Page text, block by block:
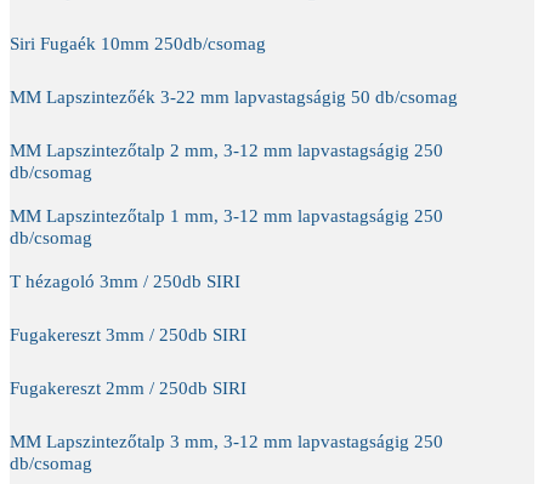
Siri Fugaék 10mm 250db/csomag
MM Lapszintezőék 3-22 mm lapvastagságig 50 db/csomag
MM Lapszintezőtalp 2 mm, 3-12 mm lapvastagságig 250
db/csomag
MM Lapszintezőtalp 1 mm, 3-12 mm lapvastagságig 250
db/csomag
T hézagoló 3mm / 250db SIRI
Fugakereszt 3mm / 250db SIRI
Fugakereszt 2mm / 250db SIRI
MM Lapszintezőtalp 3 mm, 3-12 mm lapvastagságig 250
db/csomag